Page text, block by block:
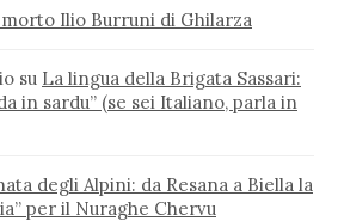
morto Ilio Burruni di Ghilarza
su La lingua della Brigata Sassari:
in sardu” (se sei Italiano, parla in
degli Alpini: da Resana a Biella la
per il Nuraghe Chervu